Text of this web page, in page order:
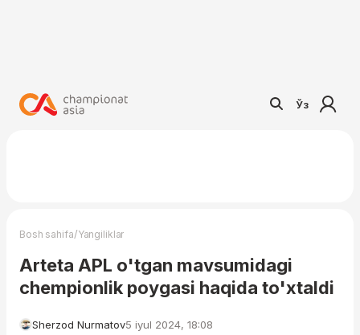
Ўз
Bosh sahifa/Yangiliklar
Arteta APL o'tgan mavsumidagi
chempionlik poygasi haqida to'xtaldi
Sherzod Nurmatov5 iyul 2024, 18:08